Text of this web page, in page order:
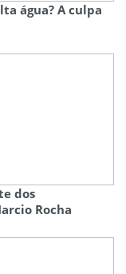
água? A culpa
dos
Rocha